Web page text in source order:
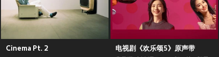
Cinema Pt. 2 电视剧《欢乐颂5》原声带